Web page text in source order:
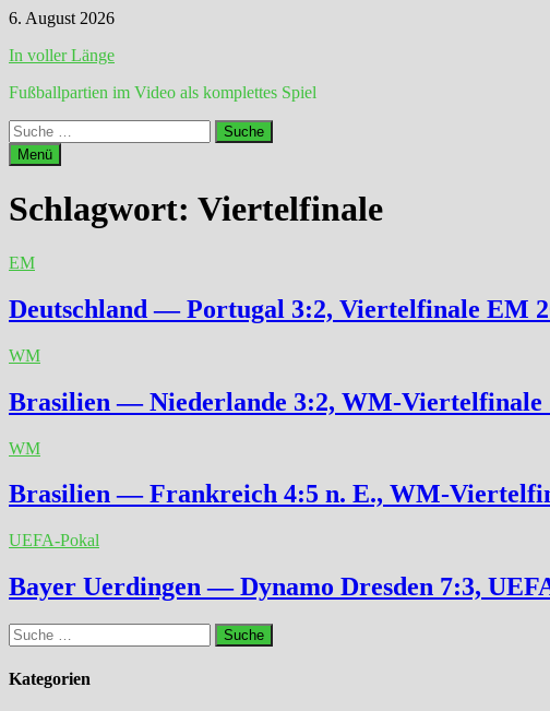
Zum
springen
6. August 2026
In voller Länge
Fußballpartien im Video als komplettes Spiel
Suche
nach:
Menü
Schlagwort: Viertelfinale
EM
Deutschland — Portugal 3:2, Viertelfinale EM
WM
Brasilien — Niederlande 3:2, WM-Viertelfinale
WM
Brasilien — Frankreich 4:5 n. E., WM-
UEFA-Pokal
Bayer Uerdingen — Dynamo Dresden 7:3,
Suche
nach:
Kategorien